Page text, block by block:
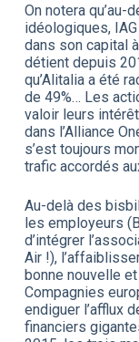
On notera
idéologiques,
dans son capital
détient depuis
qu’Alitalia a été
de 49%… Les
valoir leurs
dans l’Alliance
s’est toujours
trafic accordés
Au-delà des
les employeurs
d’intégrer
Air !),
bonne nouvelle
Compagnies
endiguer l’afflux
financiers